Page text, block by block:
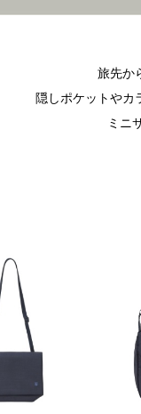
旅先か
隠しポケットやカ
ミニ